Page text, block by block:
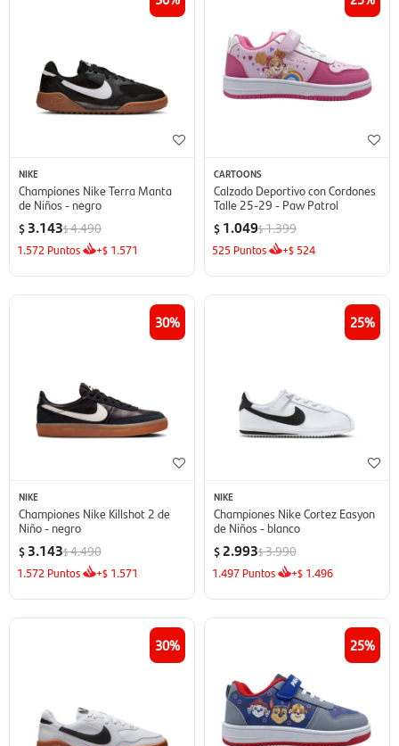
NIKE
Championes Nike Terra Manta
de Niños - negro
$ 3.143$4.490
1.572 Puntos +$ 1.571
CARTOONS
Calzado Deportivo con Cordones
Talle 25-29 - Paw Patrol
$ 1.049$1.399
525 Puntos +$ 524
30
NIKE
Championes Nike Killshot 2 de
Niño - negro
$ 3.143$4.490
1.572 Puntos +$ 1.571
25
NIKE
Championes Nike Cortez Easyon
de Niños - blanco
$ 2.993$3.990
1.497 Puntos +$ 1.496
30 25